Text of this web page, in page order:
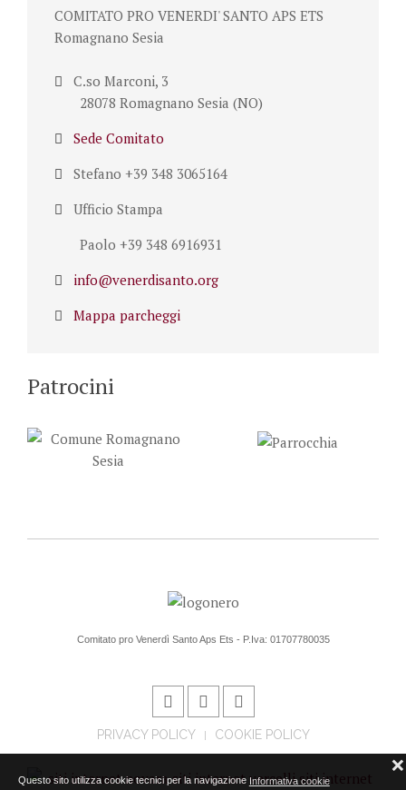
Questo sito utilizza cookie tecnici per la navigazione Informativa cookie
❌
COMITATO PRO VENERDI' SANTO APS ETS
Romagnano Sesia
C.so Marconi, 3
28078 Romagnano Sesia (NO)
Sede Comitato
Stefano +39 348 3065164
Ufficio Stampa
Paolo +39 348 6916931
info@venerdisanto.org
Mappa parcheggi
Patrocini
Comitato pro Venerdì Santo Aps Ets - P.Iva: 01707780035
PRIVACY POLICY COOKIE POLICY